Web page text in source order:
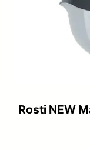
Rosti NEW